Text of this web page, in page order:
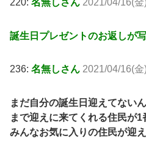
誕生日プレゼントのお返しが
236: 名無しさん 2021/04/16(
まだ自分の誕生日迎えてない
まで迎えに来てくれる住民が1
みんなお気に入りの住民が迎